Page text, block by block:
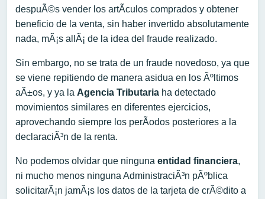
despuÃ©s vender los artÃ­culos comprados y obtener
beneficio de la venta, sin haber invertido absolutamente
nada, mÃ¡s allÃ¡ de la idea del fraude realizado.
Sin embargo, no se trata de un fraude novedoso, ya que
se viene repitiendo de manera asidua en los Ãºltimos
aÃ±os, y ya la Agencia Tributaria ha detectado
movimientos similares en diferentes ejercicios,
aprovechando siempre los perÃ­odos posteriores a la
declaraciÃ³n de la renta.
No podemos olvidar que ninguna entidad financiera,
ni mucho menos ninguna AdministraciÃ³n pÃºblica
solicitarÃ¡n jamÃ¡s los datos de la tarjeta de crÃ©dito a